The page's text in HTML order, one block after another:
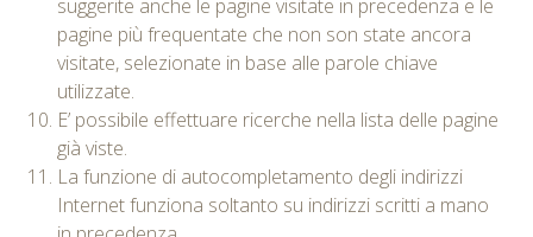
suggerite anche le pagine visitate in precedenza e le
pagine più frequentate che non son state ancora
visitate, selezionate in base alle parole chiave
utilizzate.
E’ possibile effettuare ricerche nella lista delle pagine
già viste.
La funzione di autocompletamento degli indirizzi
Internet funziona soltanto su indirizzi scritti a mano